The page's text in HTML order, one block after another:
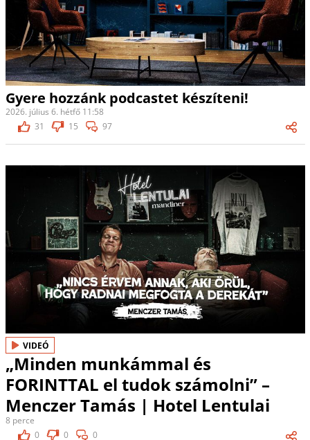
Gyere hozzánk podcastet készíteni!
2026. július 6. hétfő 11:58
31
15 97
VIDEÓ
„Minden munkámmal és
FORINTTAL el tudok számolni” –
Menczer Tamás | Hotel Lentulai
8 perce
0
0 0